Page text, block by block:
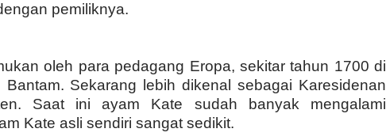
pemiliknya.
oleh para pedagang Eropa, sekitar tahun 1700 di
Sekarang lebih dikenal sebagai Karesidenan
Saat ini ayam Kate sudah banyak mengalami
Kate asli sendiri sangat sedikit.